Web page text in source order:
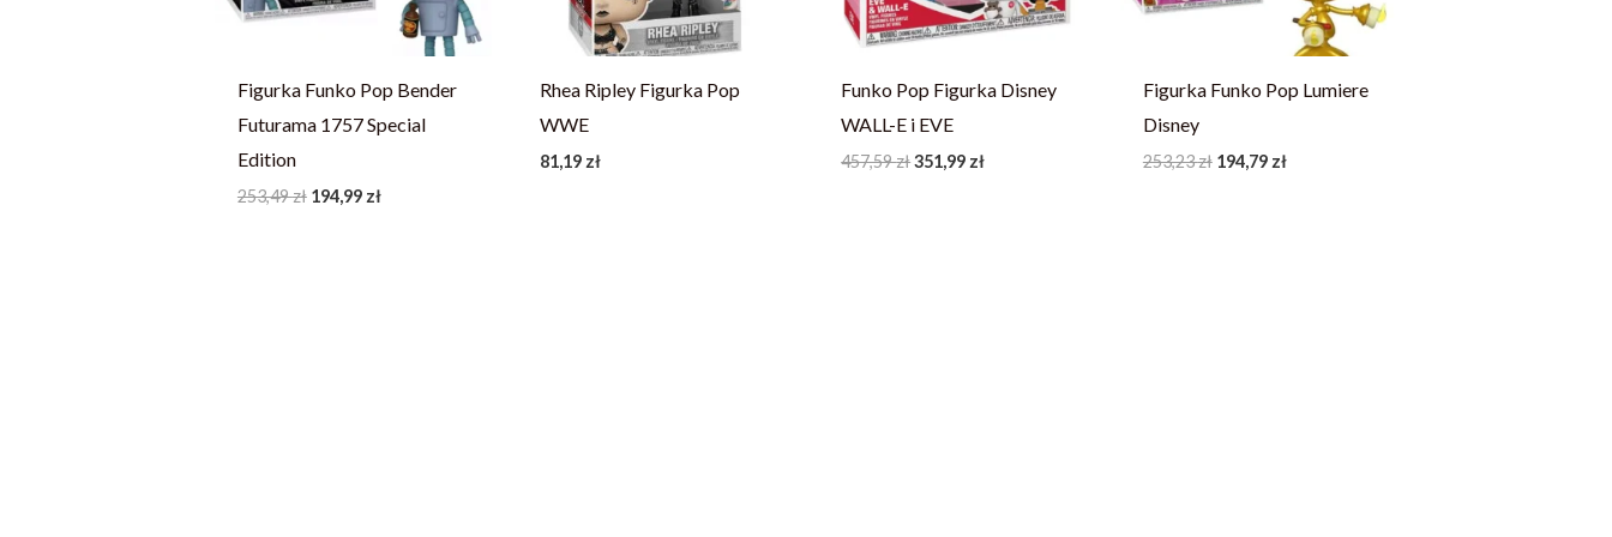
Figurka Funko Pop Bender
Futurama 1757 Special
Edition
253,49zł 194,99 zł
Rhea Ripley Figurka Pop
WWE
81,19 zł
Funko Pop Figurka Disney
WALL-E i EVE
457,59zł351,99 zł
Figurka Funko Pop Lumiere
Disney
253,23zł 194,79 zł